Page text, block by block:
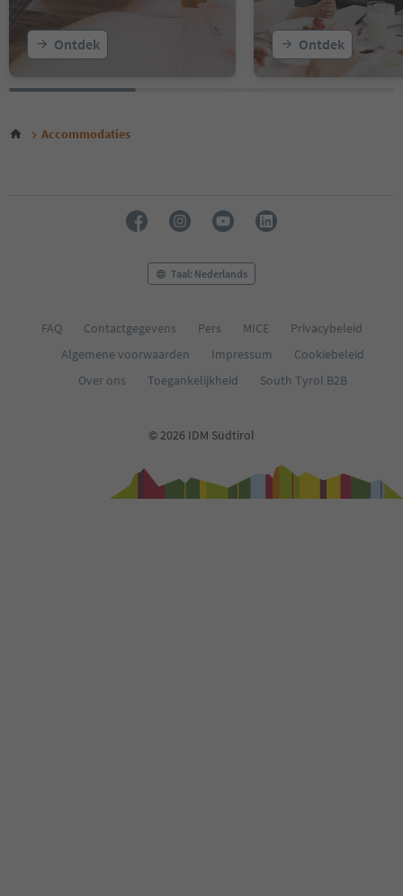
Ontdek Ontdek
Accommodaties
Taal: Nederlands
FAQ Contactgegevens Pers MICE
Privacybeleid
Algemene voorwaarden
Impressum
Cookiebeleid
Over ons
Toegankelijkheid South Tyrol B2B
© 2026 IDM Südtirol